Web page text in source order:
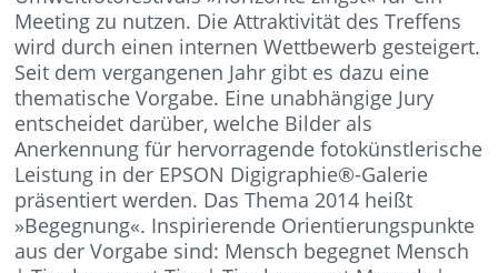
Meeting zu nutzen. Die Attraktivität des Treffens
wird durch einen internen Wettbewerb gesteigert.
Seit dem vergangenen Jahr gibt es dazu eine
thematische Vorgabe. Eine unabhängige Jury
entscheidet darüber, welche Bilder als
Anerkennung für hervorragende fotokünstlerische
Leistung in der EPSON Digigraphie®-Galerie
präsentiert werden. Das Thema 2014 heißt
»Begegnung«. Inspirierende Orientierungspunkte
aus der Vorgabe sind: Mensch begegnet Mensch